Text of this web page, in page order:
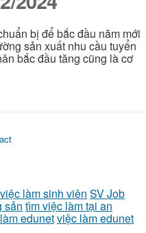
bị để bắc đầu năm mới
sản xuất nhu cầu tuyển
bắc đầu tăng cũng là cơ
việc làm sinh viên SV Job
sản tìm việc làm tại an
edunetviệc làm edunet